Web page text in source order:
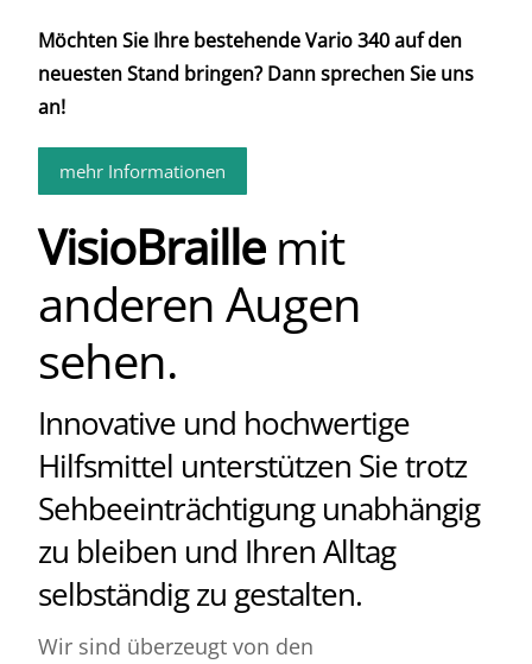
Möchten Sie Ihre bestehende Vario 340 auf den
neuesten Stand bringen? Dann sprechen Sie uns
an!
mehr Informationen
VisioBraillemit
anderen Augen
sehen.
Innovative und hochwertige
Hilfsmittel unterstützen Sie trotz
Sehbeeinträchtigung unabhängig
zu bleiben und Ihren Alltag
selbständig zu gestalten.
Wir sind überzeugt von den